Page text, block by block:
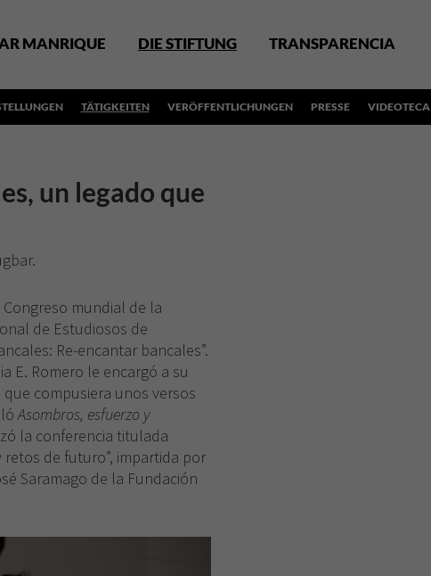
MANRIQUE DIE STIFTUNG TRANSPARENCIA
TÄTIGKEITEN VERÖFFENTLICHUNGEN PRESSE VIDEOTECA
un legado que
Congreso mundial de la
de Estudiosos de
Re-encantar bancales”.
E. Romero le encargó a su
compusiera unos versos
Asombros, esfuerzo y
la conferencia titulada
retos de futuro”, impartida por
Saramago de la Fundación